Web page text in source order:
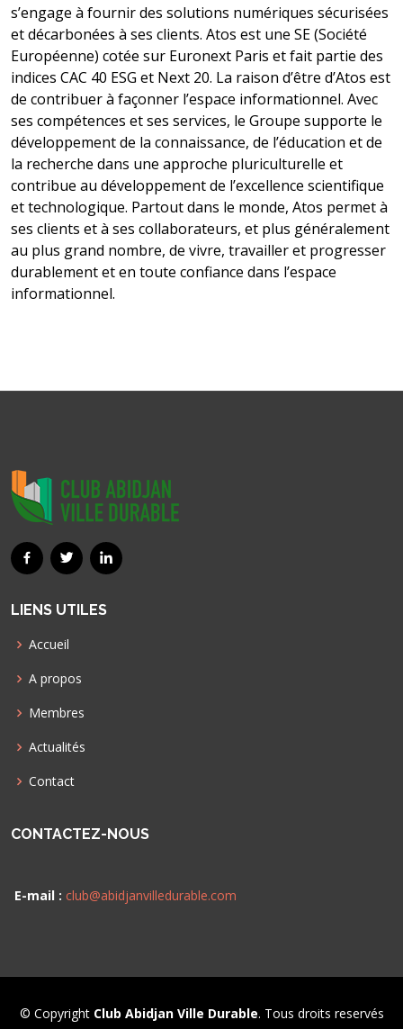
s’engage à fournir des solutions numériques sécurisées
et décarbonées à ses clients. Atos est une SE (Société
Européenne) cotée sur Euronext Paris et fait partie des
indices CAC 40 ESG et Next 20. La raison d’être d’Atos est
de contribuer à façonner l’espace informationnel. Avec
ses compétences et ses services, le Groupe supporte le
développement de la connaissance, de l’éducation et de
la recherche dans une approche pluriculturelle et
contribue au développement de l’excellence scientifique
et technologique. Partout dans le monde, Atos permet à
ses clients et à ses collaborateurs, et plus généralement
au plus grand nombre, de vivre, travailler et progresser
durablement et en toute confiance dans l’espace
informationnel.
LIENS UTILES
Accueil
A propos
Membres
Actualités
Contact
CONTACTEZ-NOUS
E-mail : club@abidjanvilledurable.com
© Copyright Club Abidjan Ville Durable. Tous droits reservés